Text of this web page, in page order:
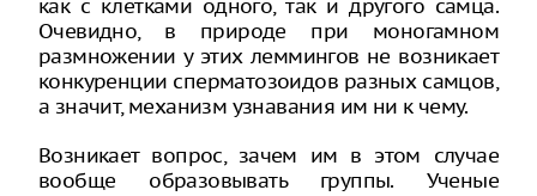
как с клетками одного, так и другого самца.
Очевидно, в природе при моногамном
размножении у этих леммингов не возникает
конкуренции сперматозоидов разных самцов,
а значит, механизм узнавания им ни к чему.
Возникает вопрос, зачем им в этом случае
вообще образовывать группы. Ученые